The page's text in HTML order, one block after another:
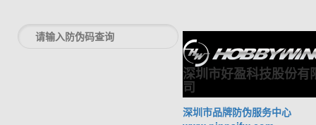
深圳市好盈科技股份有
司
深圳市品牌防伪服务中心